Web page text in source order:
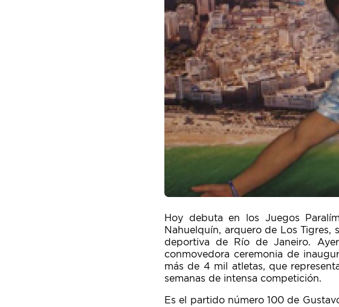
Hoy debuta en los Juegos
Nahuelquín, arquero de Los
deportiva de Río de Janeiro.
conmovedora ceremonia de
más de 4 mil atletas, que
semanas de intensa competición.
Es el partido número 100 de